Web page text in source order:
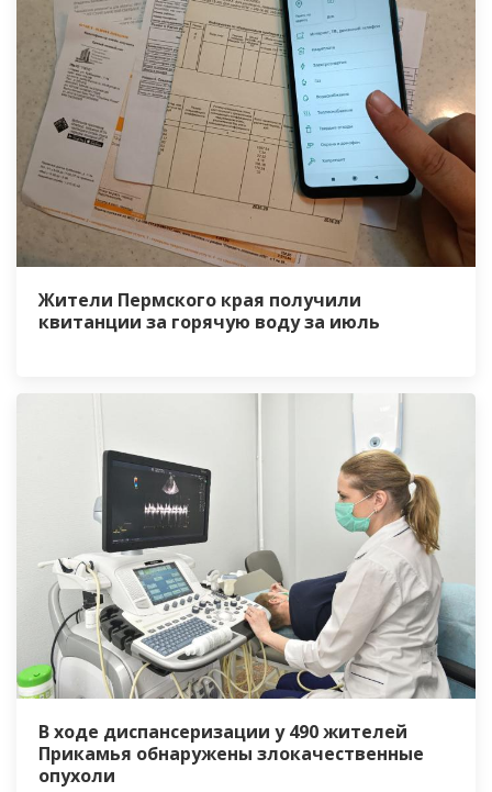
Жители Пермского края получили
квитанции за горячую воду за июль
В ходе диспансеризации у 490 жителей
Прикамья обнаружены злокачественные
опухоли